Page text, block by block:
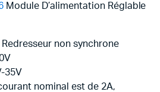
Module D’alimentation Réglable
non synchrone
35V
nominal est de 2A,